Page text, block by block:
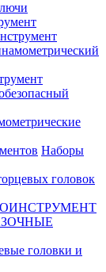
Наборы
головок
головки и